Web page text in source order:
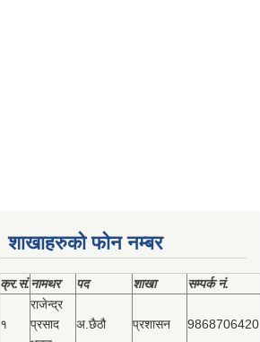
शाखाहरुको फोन नम्बर
क्र.सं.नामथर पद शाखा सम्‍पर्क नं.
१
राजेन्द्र
प्रसाद
अ.छैठौ प्रशासन 9868706420